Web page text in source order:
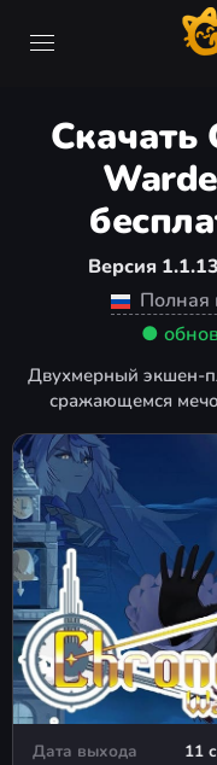
Скачать
Версия
Полная
●
Двухмерный экшен-
сражающемся
Дата выхода
11